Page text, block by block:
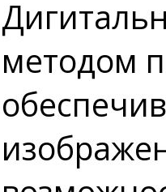
методом